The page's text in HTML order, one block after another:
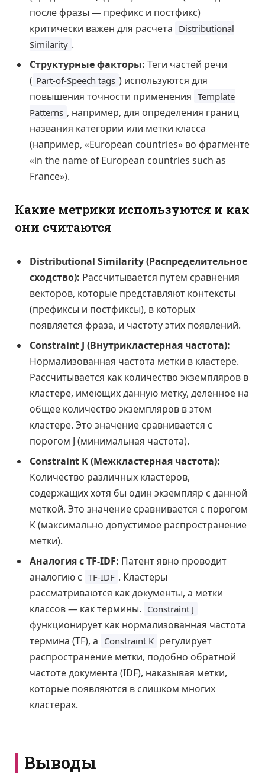
после фразы — префикс и постфикс)
критически важен для расчета Distributional
Similarity .
Структурные факторы: Теги частей речи
( Part-of-Speech tags ) используются для
повышения точности применения Template
Patterns , например, для определения границ
названия категории или метки класса
(например, «European countries» во фрагменте
«in the name of European countries such as
France»).
Какие метрики используются и как
они считаются
Distributional Similarity (Распределительное
сходство): Рассчитывается путем сравнения
векторов, которые представляют контексты
(префиксы и постфиксы), в которых
появляется фраза, и частоту этих появлений.
Constraint J (Внутрикластерная частота):
Нормализованная частота метки в кластере.
Рассчитывается как количество экземпляров в
кластере, имеющих данную метку, деленное на
общее количество экземпляров в этом
кластере. Это значение сравнивается с
порогом J (минимальная частота).
Constraint K (Межкластерная частота):
Количество различных кластеров,
содержащих хотя бы один экземпляр с данной
меткой. Это значение сравнивается с порогом
K (максимально допустимое распространение
метки).
Аналогия с TF-IDF: Патент явно проводит
аналогию с TF-IDF . Кластеры
рассматриваются как документы, а метки
классов — как термины. Constraint J
функционирует как нормализованная частота
термина (TF), а Constraint K регулирует
распространение метки, подобно обратной
частоте документа (IDF), наказывая метки,
которые появляются в слишком многих
кластерах.
Выводы